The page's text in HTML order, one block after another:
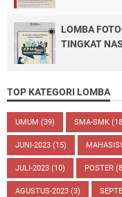
LOMBA
TINGKAT
TOP KATEGORI LOMBA
UMUM (39) SMA-SMK
JUNI-2023 (15)
JULI-2023 (10) POSTER
AGUSTUS-2023 (3)